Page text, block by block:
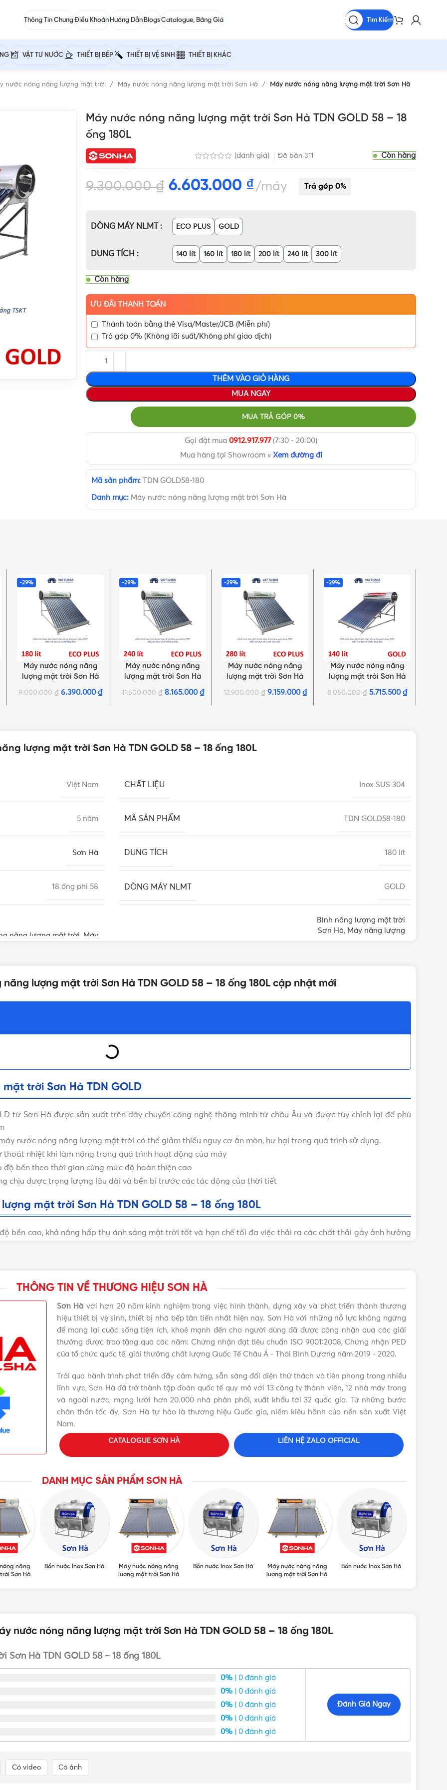
Thông Tin ChungĐiều Khoản Hướng Dẫn BlogsCatalogue, Bảng Giá Tìm Kiếm
VẬT TƯ NƯỚC THIẾT BỊ BẾP THIẾT BỊ VỆ SINH THIẾT BỊ KHÁC
nước nóng năng lượng mặt trời Máy nước nóng năng lượng mặt trời Sơn Hà
Máy nước nóng năng lượng mặt trời Sơn Hà
Máy nước nóng năng lượng mặt trời Sơn Hà TDN GOLD 58 – 18
ống 180L
(đánh giá) Đã bán 311 Còn hàng
9.300.000₫ 6.603.000 ₫ máy
DÒNG MÁY NLMT ECO PLUS GOLD
DUNG TÍCH 140 lít 160 lít 180 lít 200 lít 240 lít 300 lít
Còn hàng
ƯU ĐÃI THANH TOÁN
Thanh toán bằng thẻ Visa/Master/JCB (Miễn phí)
Trả góp 0% (Không lãi suất/Không phí giao dịch)
THÊM VÀO GIỎ HÀNG
MUA NGAY
MUA TRẢ GÓP 0%
Gọi đặt mua 0912.917.977(7:30 - 20:00)
Mua hàng tại Showroom » Xem đường đi
Mã sản phẩm: TDN GOLD58-180
Danh mục: Máy nước nóng năng lượng mặt trời Sơn Hà
-29%
THÊM VÀO GIỎ HÀNG
Máy nước nóng năng
lượng mặt trời Sơn Hà
TDN ECO PLUS 58 – 18
ống 180L
9.000.000₫ 6.390.000 ₫
-29%
THÊM VÀO GIỎ HÀNG
Máy nước nóng năng
lượng mặt trời Sơn Hà
TDN ECO PLUS 58 – 24
ống 240L
11.500.000₫ 8.165.000 ₫
-29%
THÊM VÀO GIỎ HÀNG
Máy nước nóng năng
lượng mặt trời Sơn Hà
TDN ECO PLUS 58 – 28
ống 280L
12.900.000₫ 9.159.000 ₫
-29%
THÊM VÀO GIỎ HÀNG
Máy nước nóng năng
lượng mặt trời Sơn Hà
TDN GOLD 58 – 14 ống
140L
8.050.000₫ 5.715.500 ₫
lượng mặt trời Sơn Hà TDN GOLD 58 – 18 ống 180L
Việt Nam CHẤT LIỆU Inox SUS 304
5 năm MÃ SẢN PHẨM TDN GOLD58-180
Sơn Hà DUNG TÍCH 180 lít
18 ống phi 58 DÒNG MÁY NLMT GOLD
năng lượng mặt trời Máy
Bình năng lượng mặt trời
Sơn Hà, Máy năng lượng
lượng mặt trời
Hà
mặt trời
lượng mặt trời Sơn Hà TDN GOLD 58 – 18 ống 180L cập nhật mới
trời Sơn Hà TDN GOLD
từ Sơn Hà được sản xuất trên dây chuyền công nghệ thông minh từ châu Âu và được tùy chỉnh lại để phù
nước nóng năng lượng mặt trời có thể giảm thiểu nguy cơ ăn mòn, hư hại trong quá trình sử dụng.
thoát nhiệt khi làm nóng trong quá trình hoạt động của máy
độ bền theo thời gian cùng mức độ hoàn thiện cao
chịu được trọng lượng lâu dài và bền bỉ trước các tác động của thời tiết
mặt trời Sơn Hà TDN GOLD 58 – 18 ống 180L
bền cao, khả năng hấp thụ ánh sáng mặt trời tốt và hạn chế tối đa việc thải ra các chất thải gây ảnh hưởng
Hà TDN GOLD được bảo hành chính hãng 5 năm tại Sơn Hà.
phân phối thì mọi người có thể tham khảo thêmtại đây.
mặt trời Sơn Hà TDN GOLD 58 – 18 ống 180L Chính hãng, Giá tốt, Uy tín
được tư vấn mua sản phẩm Máy nước nóng năng lượng mặt trời Sơn Hà TDN GOLD 58 – 18 ống 180L chính
Quý khách.
THÔNG TIN VỀ THƯƠNG HIỆU SƠN HÀ
Sơn Hà với hơn 20 năm kinh nghiệm trong việc hình thành, dựng xây và phát triển thành thương
hiệu thiết bị vệ sinh, thiết bị nhà bếp tân tiến nhất hiện nay. Sơn Hà với những nỗ lực không ngừng
để mang lại cuộc sống tiện ích, khoẻ mạnh đến cho người dùng đã được công nhận qua các giải
thưởng được trao tặng qua các năm: Chứng nhận đạt tiêu chuẩn ISO 9001:2008, Chứng nhận PED
của tổ chức quốc tế, giải thưởng chất lượng Quốc Tế Châu Á - Thái Bình Dương năm 2019 - 2020.
Trải qua hành trình phát triển đầy cảm hứng, sẵn sàng đối diện thử thách và tiên phong trong nhiều
lĩnh vực, Sơn Hà đã trở thành tập đoàn quốc tế quy mô với 13 công ty thành viên, 12 nhà máy trong
và ngoài nước, mạng lưới hơn 20.000 nhà phân phối, xuất khẩu tới 32 quốc gia. Từ những bước
chân thần tốc ấy, Sơn Hà tự hào là thương hiệu Quốc gia, niềm kiêu hãnh của nền sản xuất Việt
Nam.
CATALOGUE SƠN HÀ LIÊN HỆ ZALO OFFICIAL
DANH MỤC SẢN PHẨM SƠN HÀ
năng
Sơn Hà
Bồn nước Inox Sơn Hà
Máy nước nóng năng
lượng mặt trời Sơn Hà
Bồn nước Inox Sơn Hà
Máy nước nóng năng
lượng mặt trời Sơn Hà
Bồn nước Inox Sơn Hà
nước nóng năng lượng mặt trời Sơn Hà TDN GOLD 58 – 18 ống 180L
Hà TDN GOLD 58 – 18 ống 180L
0% | 0 đánh giá
0% | 0 đánh giá
0% | 0 đánh giá
0% | 0 đánh giá
0% | 0 đánh giá
Đánh Giá Ngay
Có video Có ảnh